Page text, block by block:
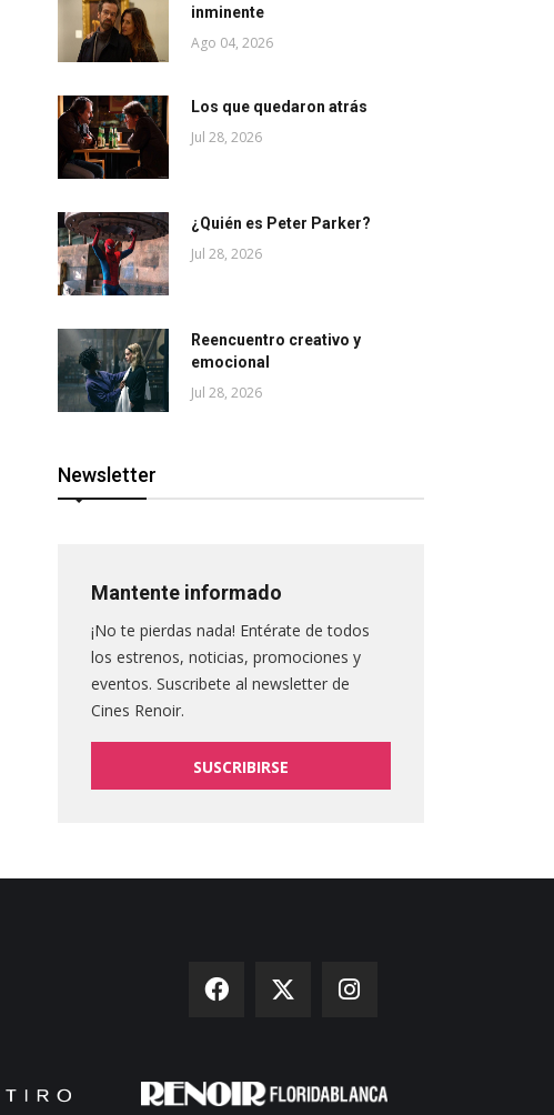
inminente
Ago 04, 2026
Los que quedaron atrás
Jul 28, 2026
¿Quién es Peter Parker?
Jul 28, 2026
Reencuentro creativo y
emocional
Jul 28, 2026
Newsletter
Mantente informado
¡No te pierdas nada! Entérate de todos
los estrenos, noticias, promociones y
eventos. Suscribete al newsletter de
Cines Renoir.
SUSCRIBIRSE